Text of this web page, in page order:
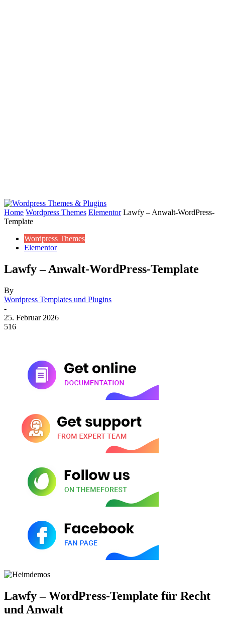
Home Wordpress Themes Elementor Lawfy – Anwalt-WordPress-
Template
Wordpress Themes
Elementor
Lawfy – Anwalt-WordPress-Template
By
Wordpress Templates und Plugins
-
25. Februar 2026
516
Lawfy – WordPress-Template für Recht
und Anwalt